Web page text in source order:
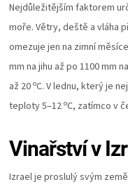
Nejdůležitějším faktorem
moře. Větry, deště a vláha
omezuje jen na zimní
mm na jihu až po 1100 mm
až 20 oC. V lednu, který je
teploty 5–12 oC, zatímco v
Vinařství v
Izrael je proslulý svým